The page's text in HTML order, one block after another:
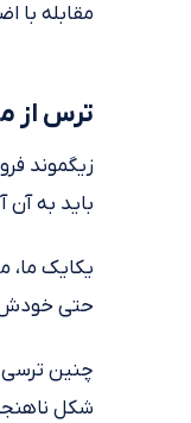
مقابله
ترس از
زیگموند
باید به
یکایک ما،
حتی خودش
چنین ترسی
شکل